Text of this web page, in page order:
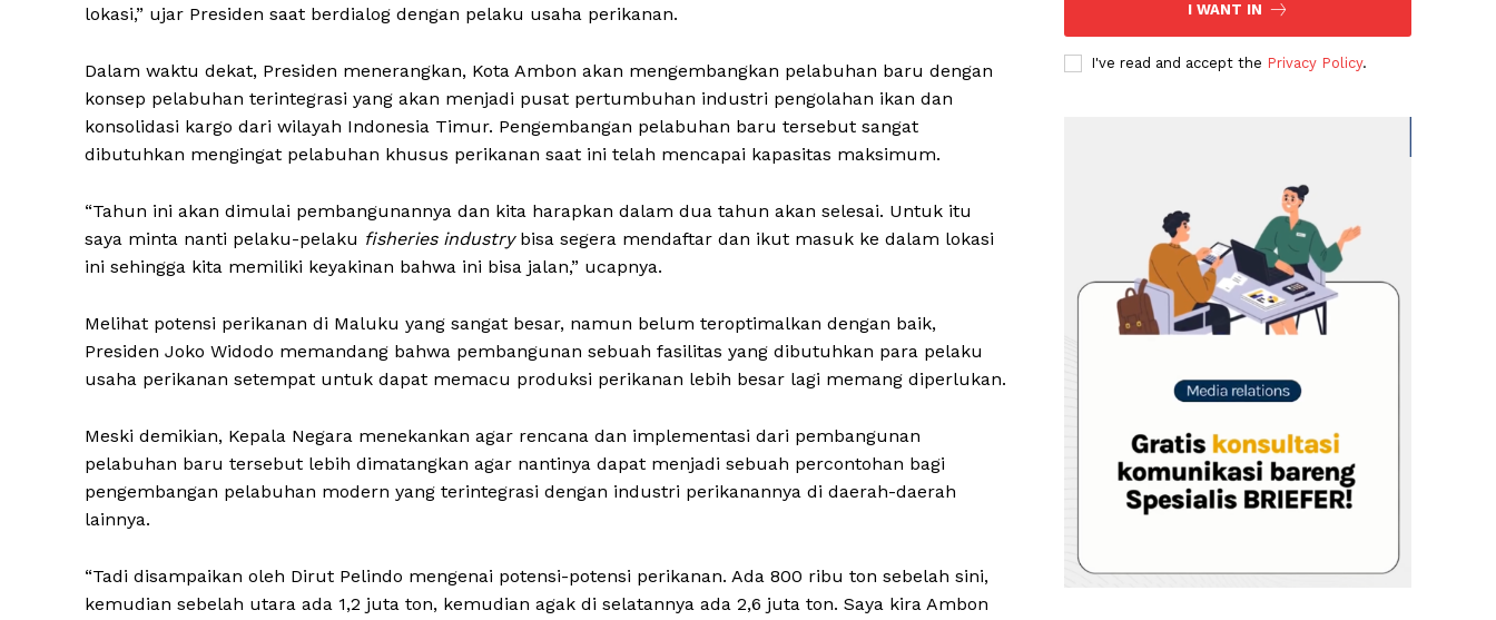
lokasi,” ujar Presiden saat berdialog dengan pelaku usaha perikanan.
Dalam waktu dekat, Presiden menerangkan, Kota Ambon akan mengembangkan pelabuhan baru dengan
konsep pelabuhan terintegrasi yang akan menjadi pusat pertumbuhan industri pengolahan ikan dan
konsolidasi kargo dari wilayah Indonesia Timur. Pengembangan pelabuhan baru tersebut sangat
dibutuhkan mengingat pelabuhan khusus perikanan saat ini telah mencapai kapasitas maksimum.
“Tahun ini akan dimulai pembangunannya dan kita harapkan dalam dua tahun akan selesai. Untuk itu
saya minta nanti pelaku-pelaku fisheries industrybisa segera mendaftar dan ikut masuk ke dalam lokasi
ini sehingga kita memiliki keyakinan bahwa ini bisa jalan,” ucapnya.
Melihat potensi perikanan di Maluku yang sangat besar, namun belum teroptimalkan dengan baik,
Presiden Joko Widodo memandang bahwa pembangunan sebuah fasilitas yang dibutuhkan para pelaku
usaha perikanan setempat untuk dapat memacu produksi perikanan lebih besar lagi memang diperlukan.
Meski demikian, Kepala Negara menekankan agar rencana dan implementasi dari pembangunan
pelabuhan baru tersebut lebih dimatangkan agar nantinya dapat menjadi sebuah percontohan bagi
pengembangan pelabuhan modern yang terintegrasi dengan industri perikanannya di daerah-daerah
lainnya.
“Tadi disampaikan oleh Dirut Pelindo mengenai potensi-potensi perikanan. Ada 800 ribu ton sebelah sini,
kemudian sebelah utara ada 1,2 juta ton, kemudian agak di selatannya ada 2,6 juta ton. Saya kira Ambon
I WANT IN
I've read and accept the Privacy Policy.